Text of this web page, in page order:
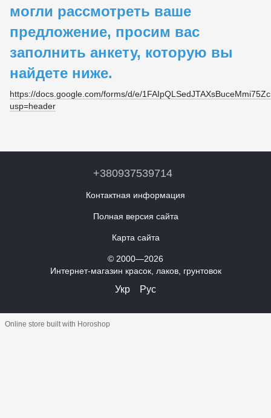
могли рассмотреть ваше
предложение, просим вас
заполнить анкету, которую вы
найдете ниже.
https://docs.google.com/forms/d/e/
usp=header
+380937539714
Контактная информация
Полная версия сайта
Карта сайта
© 2000—2026
Интернет-магазин красок, лаков, грунтовок
Укр Рус
Online store built with Horoshop